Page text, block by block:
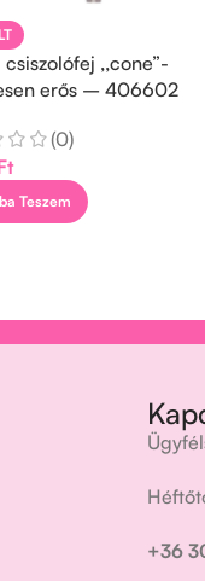
,,cone”-
erős – 406602
(0)
Teszem
+36